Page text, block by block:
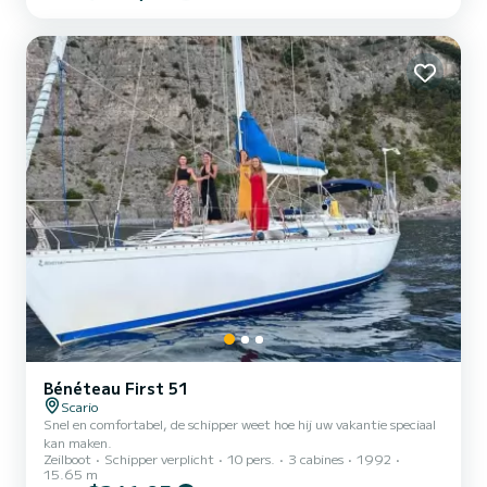
Eilanden voor lange weekenden of in het geval van de Eolische
Eilanden voor minstens een week. Verhuur van juni tot septembe...
Bénéteau First 51
Scario
Snel en comfortabel, de schipper weet hoe hij uw vakantie speciaal
kan maken.
Zeilboot
Schipper verplicht 10 pers. 3 cabines
1992
15.65 m